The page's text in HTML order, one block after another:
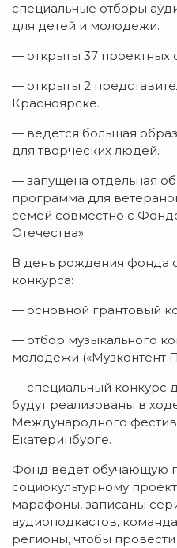
специальные отборы
для детей и молодежи.
— открыты 37 проектных
— открыты 2
Красноярске.
— ведется большая
для творческих людей.
— запущена отдельная
программа для
семей совместно с
Отечества».
В день рождения фонда
конкурса:
— основной грантовый
— отбор музыкального
молодежи («Музконтент
— специальный конкурс
будут реализованы в
Международного
Екатеринбурге.
Фонд ведет обучающую
социокультурному
марафоны, записаны
аудиоподкастов,
регионы, чтобы